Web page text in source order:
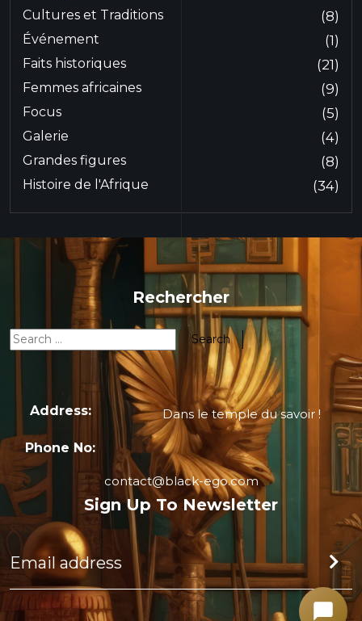
Cultures et Traditions (8)
Événement (1)
Faits historiques (21)
Femmes africaines (9)
Focus (5)
Galerie (4)
Grandes figures (8)
Histoire de l'Afrique (34)
Rechercher
Address: Dans le temple du savoir !
Phone No:
contact@black-ego.com
Sign Up To Newsletter